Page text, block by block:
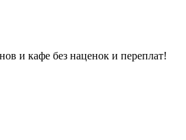
и кафе без наценок и переплат!